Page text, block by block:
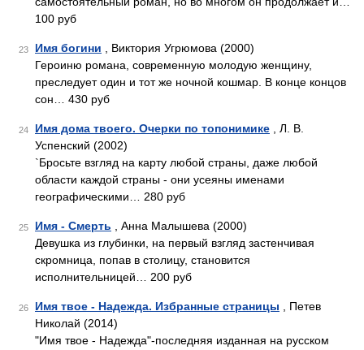
100 руб
23 Имя богини , Виктория Угрюмова (2000)
Героиню романа, современную молодую женщину,
преследует один и тот же ночной кошмар. В конце концов
сон… 430 руб
24 Имя дома твоего. Очерки по топонимике , Л. В.
Успенский (2002)
`Бросьте взгляд на карту любой страны, даже любой
области каждой страны - они усеяны именами
географическими… 280 руб
25 Имя - Смерть , Анна Малышева (2000)
Девушка из глубинки, на первый взгляд застенчивая
скромница, попав в столицу, становится
исполнительницей… 200 руб
26 Имя твое - Надежда. Избранные страницы , Петев
Николай (2014)
"Имя твое - Надежда"-последняя изданная на русском